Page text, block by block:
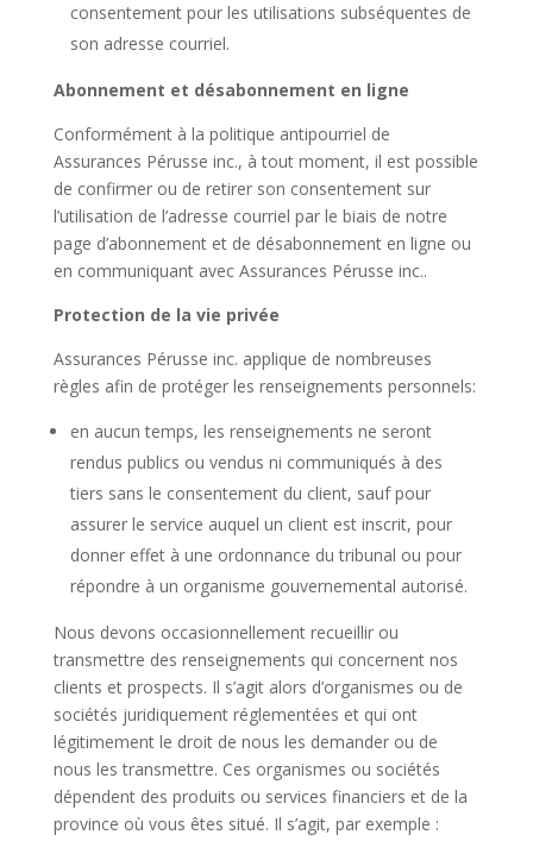
consentement pour les utilisations subséquentes de
son adresse courriel.
Abonnement et désabonnement en ligne
Conformément à la politique antipourriel de
Assurances Pérusse inc., à tout moment, il est possible
de confirmer ou de retirer son consentement sur
l’utilisation de l’adresse courriel par le biais de notre
page d’abonnement et de désabonnement en ligne ou
en communiquant avec Assurances Pérusse inc..
Protection de la vie privée
Assurances Pérusse inc. applique de nombreuses
règles afin de protéger les renseignements personnels:
en aucun temps, les renseignements ne seront
rendus publics ou vendus ni communiqués à des
tiers sans le consentement du client, sauf pour
assurer le service auquel un client est inscrit, pour
donner effet à une ordonnance du tribunal ou pour
répondre à un organisme gouvernemental autorisé.
Nous devons occasionnellement recueillir ou
transmettre des renseignements qui concernent nos
clients et prospects. Il s’agit alors d’organismes ou de
sociétés juridiquement réglementées et qui ont
légitimement le droit de nous les demander ou de
nous les transmettre. Ces organismes ou sociétés
dépendent des produits ou services financiers et de la
province où vous êtes situé. Il s’agit, par exemple :